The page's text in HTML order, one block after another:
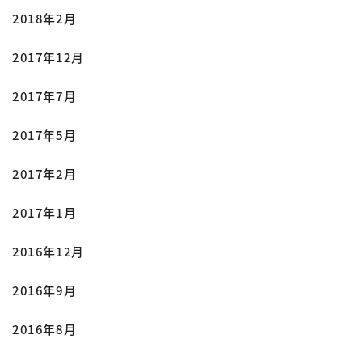
2018年2月
2017年12月
2017年7月
2017年5月
2017年2月
2017年1月
2016年12月
2016年9月
2016年8月